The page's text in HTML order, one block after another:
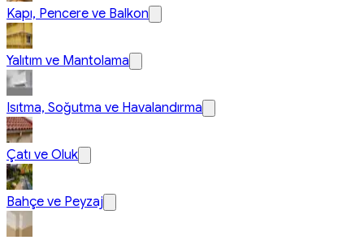
Kapı, Pencere ve Balkon
Yalıtım ve Mantolama
Isıtma, Soğutma ve Havalandırma
Çatı ve Oluk
Bahçe ve Peyzaj